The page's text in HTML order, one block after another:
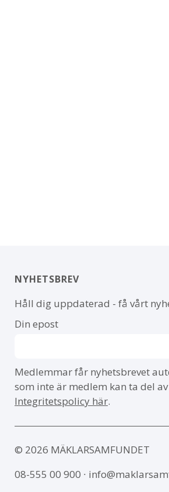
NYHETSBREV
Håll dig uppdaterad - få vårt
Din epost
Medlemmar får nyhetsbrevet
som inte är medlem kan ta del
Integritetspolicy här.
© 2026 MÄKLARSAMFUNDET
08-555 00 900 ∙